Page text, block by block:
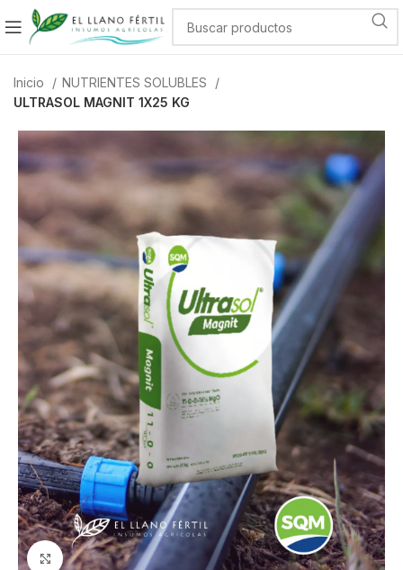
Inicio
NUTRIENTES SOLUBLES
ULTRASOL MAGNIT 1X25 KG
Click to enlarge